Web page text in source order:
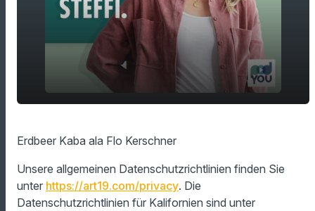
play_arrow
Erdbeer Kaba ala Flo Kerschner
Unsere allgemeinen Datenschutzrichtlinien finden Sie
unter https://art19.com/privacy. Die
Datenschutzrichtlinien für Kalifornien sind unter